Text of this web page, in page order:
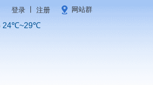
登录 注册 网站群